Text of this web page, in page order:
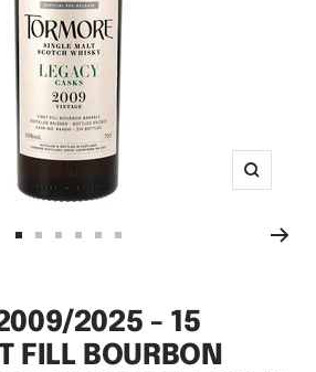
Zoom
gehengehengehengehen
gehengehen
2025 - 15
FILL BOURBON